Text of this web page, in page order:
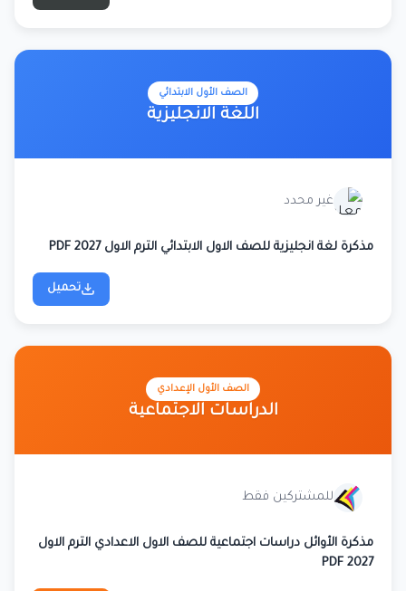
الصف الأول الابتدائي
اللغة الانجليزية
غير محدد
مذكرة لغة انجليزية للصف الاول الابتدائي الترم الاول 2027 PDF
تحميل
الصف الأول الإعدادي
الدراسات الاجتماعية
للمشتركين فقط
مذكرة الأوائل دراسات اجتماعية للصف الاول الاعدادي الترم الاول
2027 PDF